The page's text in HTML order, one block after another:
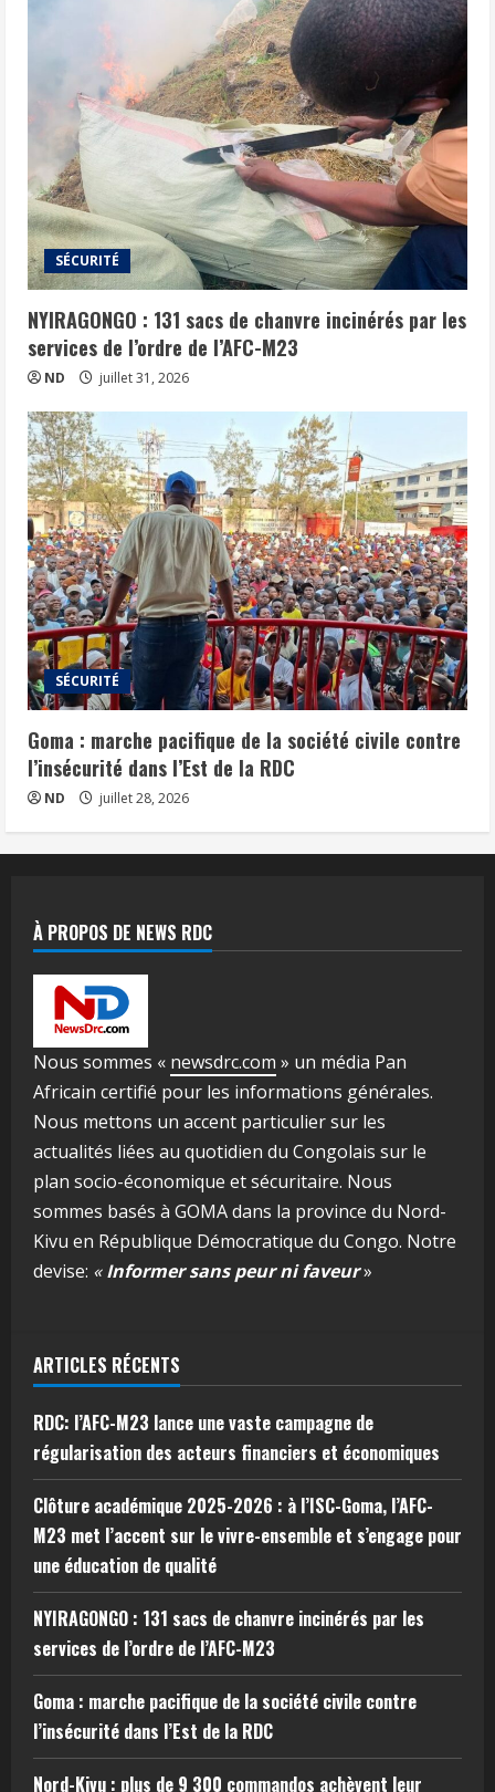
SÉCURITÉ
NYIRAGONGO : 131 sacs de chanvre incinérés par les
services de l’ordre de l’AFC-M23
ND juillet 31, 2026
SÉCURITÉ
Goma : marche pacifique de la société civile contre
l’insécurité dans l’Est de la RDC
ND juillet 28, 2026
À PROPOS DE NEWS RDC
Nous sommes « newsdrc.com » un média Pan
Africain certifié pour les informations générales.
Nous mettons un accent particulier sur les
actualités liées au quotidien du Congolais sur le
plan socio-économique et sécuritaire. Nous
sommes basés à GOMA dans la province du Nord-
Kivu en République Démocratique du Congo. Notre
devise: «Informer sans peur ni faveur»
ARTICLES RÉCENTS
RDC: l’AFC-M23 lance une vaste campagne de
régularisation des acteurs financiers et économiques
Clôture académique 2025-2026 : à l’ISC-Goma, l’AFC-
M23 met l’accent sur le vivre-ensemble et s’engage pour
une éducation de qualité
NYIRAGONGO : 131 sacs de chanvre incinérés par les
services de l’ordre de l’AFC-M23
Goma : marche pacifique de la société civile contre
l’insécurité dans l’Est de la RDC
Nord-Kivu : plus de 9 300 commandos achèvent leur